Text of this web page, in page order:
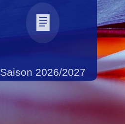
Saison 2026/2027